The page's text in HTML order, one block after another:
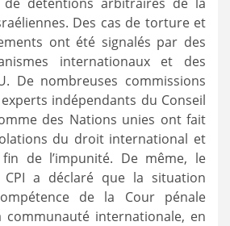
Des cas de torture et
ont été signalés par des
internationaux et des
De nombreuses commissions
indépendants du Conseil
des Nations unies ont fait
du droit international et
de l’impunité. De même, le
a déclaré que la situation
de la Cour pénale
communauté internationale, en